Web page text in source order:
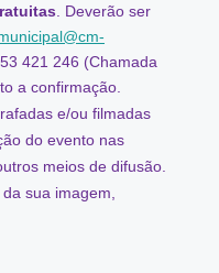
. Deverão ser
421 246 (Chamada
a confirmação.
e/ou filmadas
do evento nas
meios de difusão.
sua imagem,